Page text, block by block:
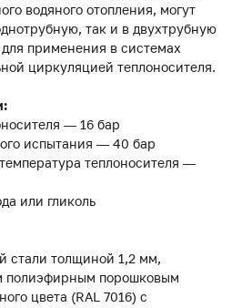
водяного отопления, могут
так и в двухтрубную
применения в системах
циркуляцией теплоносителя.
— 16 бар
испытания — 40 бар
теплоносителя —
или гликоль
стали толщиной 1,2 мм,
полиэфирным порошковым
цвета (RAL 7016) с